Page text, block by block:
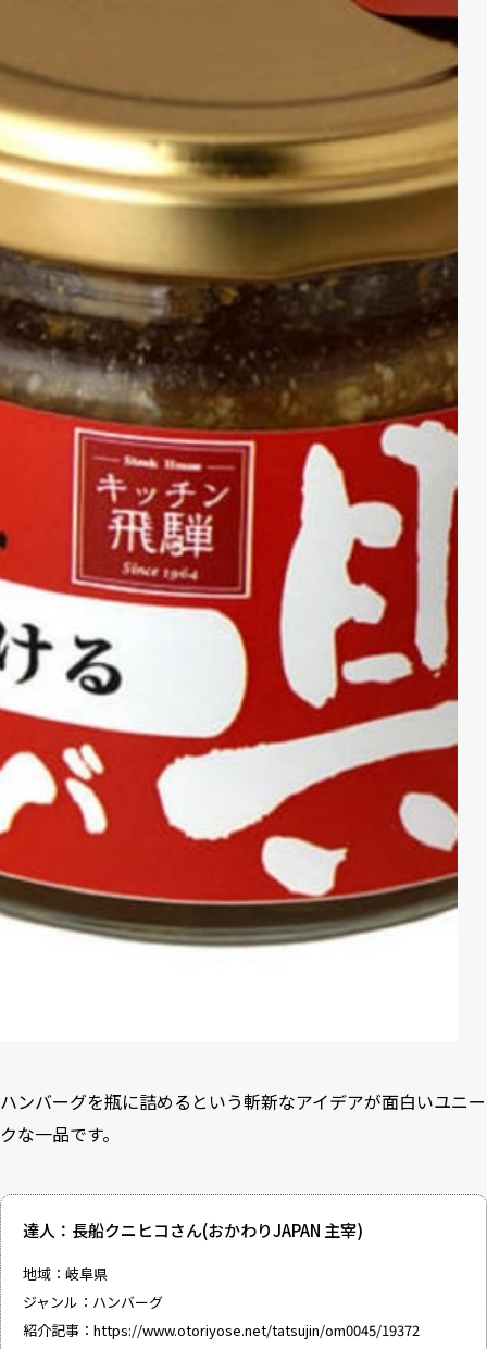
ハンバーグを瓶に詰めるという斬新なアイデアが面白いユニー
クな一品です。
達人：長船クニヒコさん(おかわりJAPAN 主宰)
地域：岐阜県
ジャンル：ハンバーグ
紹介記事： https://www.otoriyose.net/tatsujin/om0045/19372